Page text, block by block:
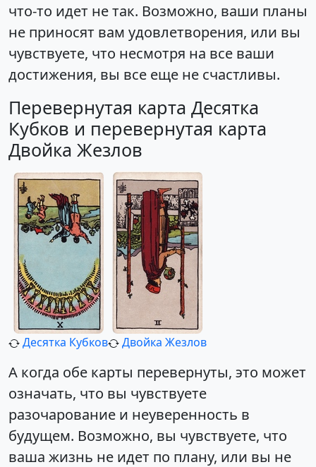
что-то идет не так. Возможно, ваши планы
не приносят вам удовлетворения, или вы
чувствуете, что несмотря на все ваши
достижения, вы все еще не счастливы.
Перевернутая карта Десятка
Кубков и перевернутая карта
Двойка Жезлов
Десятка Кубков Двойка Жезлов
А когда обе карты перевернуты, это может
означать, что вы чувствуете
разочарование и неуверенность в
будущем. Возможно, вы чувствуете, что
ваша жизнь не идет по плану, или вы не